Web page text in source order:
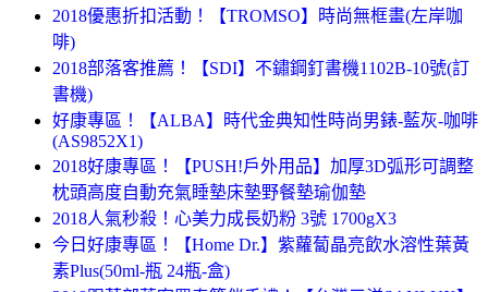
2018優惠折扣活動！【TROMSO】時尚無框畫(左岸咖
啡)
2018部落客推薦！【SDI】不鏽鋼釘書機1102B-10號(訂
書機)
好康專區！【ALBA】時代金典知性時尚男錶-藍灰-咖啡
(AS9852X1)
2018好康專區！【PUSH!戶外用品】加厚3D弧形可調整
枕頭高度自動充氣睡墊床墊野餐墊瑜伽墊
2018人氣秒殺！心美力成長奶粉 3號 1700gX3
今日好康專區！【Home Dr.】紫蘿蔔晶亮飲水溶性葉黃
素Plus(50ml-瓶 24瓶-盒)